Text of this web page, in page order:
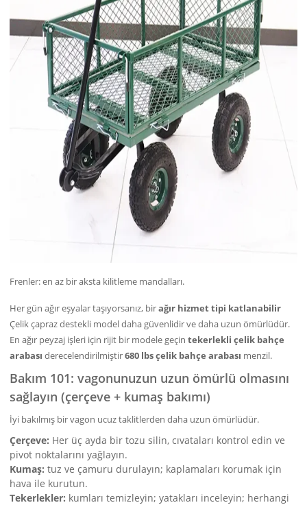
Frenler: en az bir aksta kilitleme mandalları.
Her gün ağır eşyalar taşıyorsanız, birağır hizmet tipi katlanabilir
Çelik çapraz destekli model daha güvenlidir ve daha uzun ömürlüdür.
En ağır peyzaj işleri için rijit bir modele geçintekerlekli çelik bahçe
arabası derecelendirilmiştir680 lbs çelik bahçe arabası menzil.
Bakım 101: vagonunuzun uzun ömürlü olmasını
sağlayın (çerçeve + kumaş bakımı)
İyi bakılmış bir vagon ucuz taklitlerden daha uzun ömürlüdür.
Çerçeve: Her üç ayda bir tozu silin, cıvataları kontrol edin ve
pivot noktalarını yağlayın.
Kumaş: tuz ve çamuru durulayın; kaplamaları korumak için
hava ile kurutun.
Tekerlekler: kumları temizleyin; yatakları inceleyin; herhangi